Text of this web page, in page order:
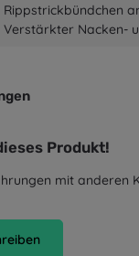
Rippstrickbündchen
Verstärkter Nacken-
von 0 von 5
Produkt!
mit anderen